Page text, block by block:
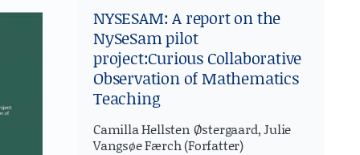
NYSESAM: A report on the
NySeSam pilot
project:Curious Collaborative
Observation of Mathematics
Teaching
Camilla Hellsten Østergaard, Julie
Vangsøe Færch (Forfatter)